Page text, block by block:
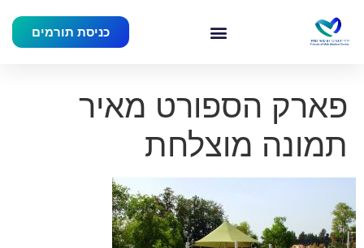
כניסת תורמים
פארק הספורט מאיר
תמונה מוצלחת